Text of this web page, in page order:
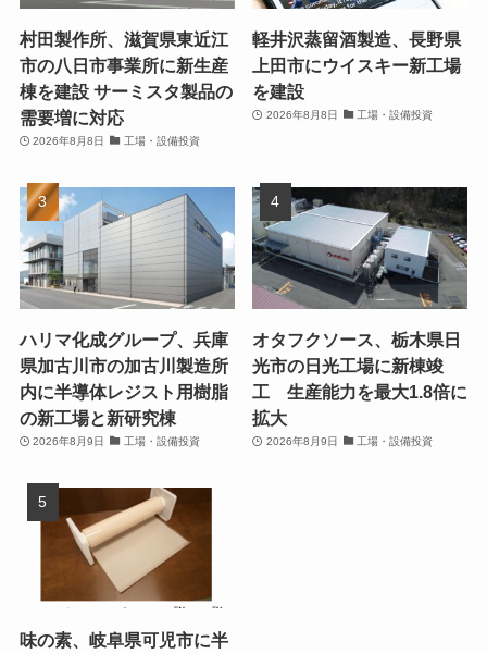
村田製作所、滋賀県東近江
市の八日市事業所に新生産
棟を建設 サーミスタ製品の
需要増に対応
2026年8月8日 工場・設備投資
軽井沢蒸留酒製造、長野県
上田市にウイスキー新工場
を建設
2026年8月8日 工場・設備投資
ハリマ化成グループ、兵庫
県加古川市の加古川製造所
内に半導体レジスト用樹脂
の新工場と新研究棟
2026年8月9日 工場・設備投資
オタフクソース、栃木県日
光市の日光工場に新棟竣
工 生産能力を最大1.8倍に
拡大
2026年8月9日 工場・設備投資
味の素、岐阜県可児市に半